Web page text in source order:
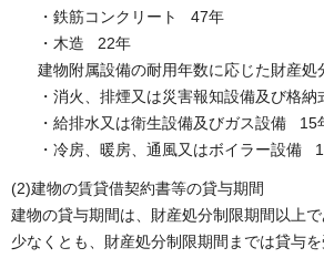
・鉄筋コンクリート 47年
・木造 22年
建物附属設備の耐用年数に応じた財産処
・消火、排煙又は災害報知設備及び格
・給排水又は衛生設備及びガス設備 15
・冷房、暖房、通風又はボイラー設備
(2)建物の賃貸借契約書等の貸与期間
建物の貸与期間は、財産処分制限期間以上で
少なくとも、財産処分制限期間までは貸与